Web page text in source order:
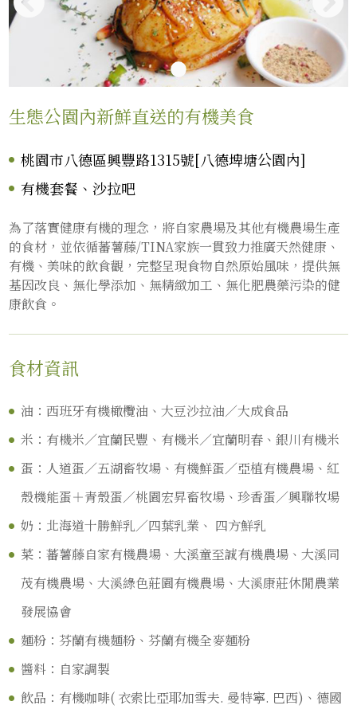
生態公園內新鮮直送的有機美食
桃園市八德區興豐路1315號[八德埤塘公園內]
有機套餐、沙拉吧
為了落實健康有機的理念，將自家農場及其他有機農場生產
的食材，並依循蕃薯藤/TINA家族一貫致力推廣天然健康、
有機、美味的飲食觀，完整呈現食物自然原始風味，提供無
基因改良、無化學添加、無精緻加工、無化肥農藥污染的健
康飲食。
食材資訊
油：西班牙有機橄欖油、大豆沙拉油／大成食品
米：有機米／宜蘭民豐、有機米／宜蘭明春、銀川有機米
蛋：人道蛋／五湖畜牧場、有機鮮蛋／亞植有機農場、紅
殼機能蛋＋青殼蛋／桃園宏昇畜牧場、珍香蛋／興聯牧場
奶：北海道十勝鮮乳／四葉乳業、 四方鮮乳
菜：蕃薯藤自家有機農場、大溪童至誠有機農場、大溪同
茂有機農場、大溪綠色莊園有機農場、大溪康莊休閒農業
發展協會
麵粉：芬蘭有機麵粉、芬蘭有機全麥麵粉
醬料：自家調製
飲品：有機咖啡( 衣索比亞耶加雪夫. 曼特寧. 巴西)、德國